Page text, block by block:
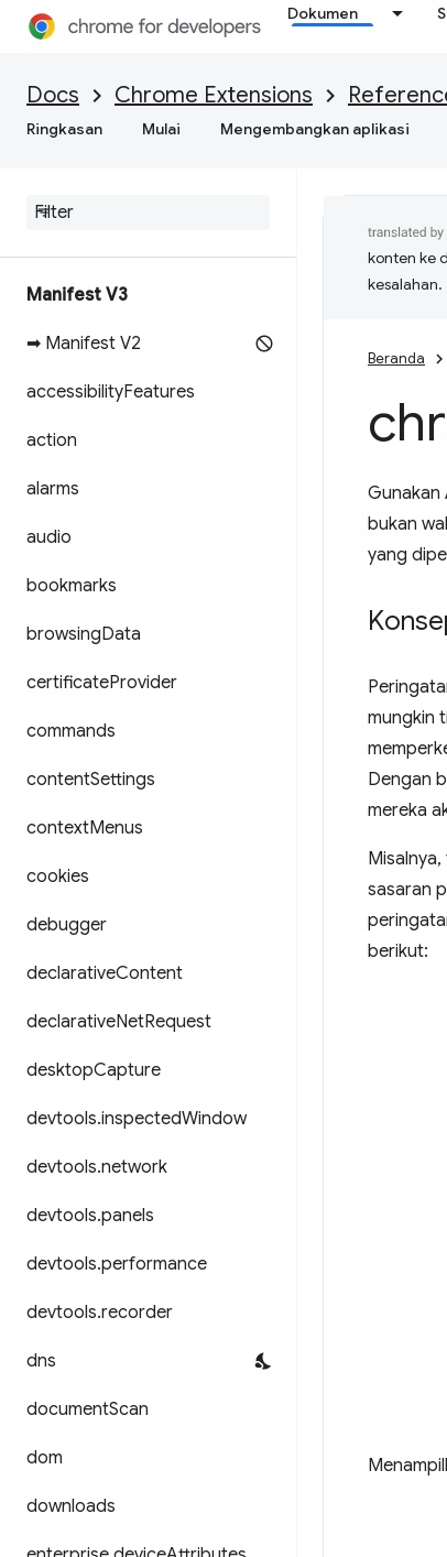
Dokumen
Docs Chrome Extensions
Ringkasan Mulai Mengembangkan aplikasi
Manifest V3
➡ Manifest V2
accessibilityFeatures
action
alarms
audio
bookmarks
browsingData
certificateProvider
commands
contentSettings
contextMenus
cookies
debugger
declarativeContent
declarativeNetRequest
desktopCapture
devtools.inspectedWindow
devtools.network
devtools.panels
devtools.performance
devtools.recorder
dns
documentScan
dom
downloads
konten ke
kesalahan.
Beranda
Gunakan
bukan
yang
mungkin
Dengan
mereka
sasaran
berikut: